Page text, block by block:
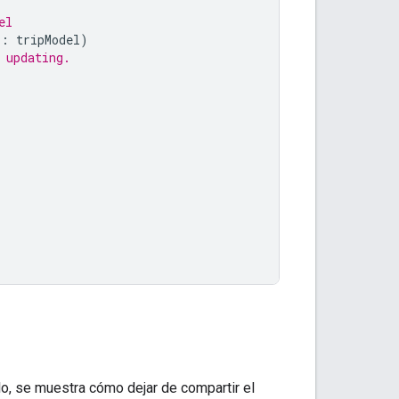
: tripModel)
se muestra cómo dejar de compartir el